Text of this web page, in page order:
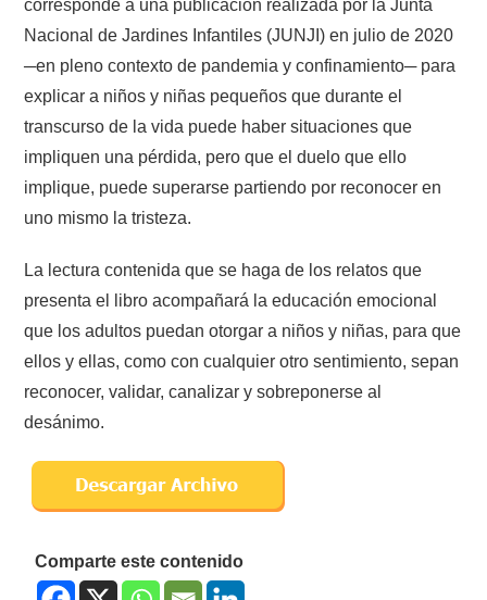
corresponde a una publicación realizada por la Junta
Nacional de Jardines Infantiles (JUNJI) en julio de 2020
─en pleno contexto de pandemia y confinamiento─ para
explicar a niños y niñas pequeños que durante el
transcurso de la vida puede haber situaciones que
impliquen una pérdida, pero que el duelo que ello
implique, puede superarse partiendo por reconocer en
uno mismo la tristeza.
La lectura contenida que se haga de los relatos que
presenta el libro acompañará la educación emocional
que los adultos puedan otorgar a niños y niñas, para que
ellos y ellas, como con cualquier otro sentimiento, sepan
reconocer, validar, canalizar y sobreponerse al
desánimo.
Comparte este contenido